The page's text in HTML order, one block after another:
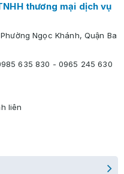
thương mại dịch vụ
Ngọc Khánh, Quận Ba
635 830 - 0965 245 630
liên